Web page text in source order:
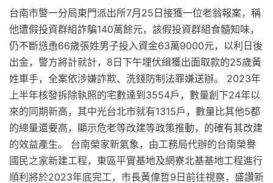
台南市警一分局東門派出所7月25日接獲一位老翁報案，稱
他遭假投資群組詐騙140萬餘元，該假投資群組食髓知味，
仍不斷慫恿66歲張姓男子投入資金63萬9000元，以利日後
出金，警方將計就計，8日下午埋伏緝獲出面取款的25歲黃
姓車手，全案依涉嫌詐欺、洗錢防制法罪嫌送辦。 2023年
上半年核發拆除執照的宅數達到3554戶，數量創下24年以
來的同期新高，其中光台北市就有1315戶，數量比其他5都
的總量還要高，顯示危老等改建等政策推動，的確有其改建
的效益產生。 台南榮家新氣象，由工務局代辦的台南榮譽
國民之家新建工程，東區平實基地及網寮北基基地工程進行
順利將於2023年底完工，市長黃偉哲9日前往視察，盛讚新